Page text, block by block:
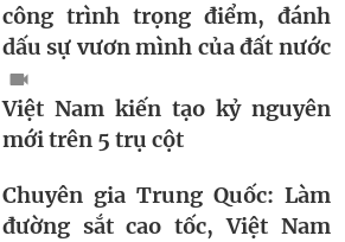
công trình trọng điểm, đánh
dấu sự vươn mình của đất nước
Việt Nam kiến tạo kỷ nguyên
mới trên 5 trụ cột
Chuyên gia Trung Quốc: Làm
đường sắt cao tốc, Việt Nam